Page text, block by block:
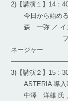
2)【講演１】14：
今日から始める
森 一弥 ／ イン
プロダクト
ネージャー
3)【講演２】15：
ASTERIA 導入
中澤 洋雄 氏 ／